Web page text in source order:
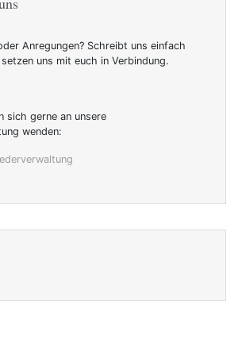
Anregungen? Schreibt uns einfach
uns mit euch in Verbindung.
sich gerne an unsere
wenden: